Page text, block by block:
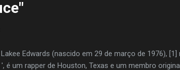
Edwards (nascido em 29 de março de 1976),
', é um rapper de Houston, Texas e um membro